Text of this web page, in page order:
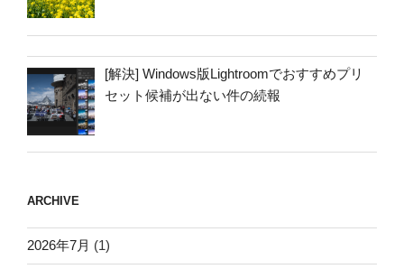
[解決] Windows版Lightroomでおすすめプリ
セット候補が出ない件の続報
ARCHIVE
2026年7月 (1)